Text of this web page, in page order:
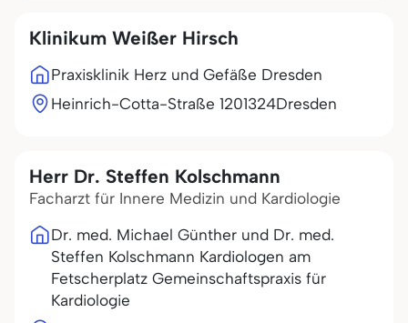
Klinikum Weißer Hirsch
Praxisklinik Herz und Gefäße Dresden
Heinrich-Cotta-Straße 1201324Dresden
Herr Dr. Steffen Kolschmann
Facharzt für Innere Medizin und Kardiologie
Dr. med. Michael Günther und Dr. med.
Steffen Kolschmann Kardiologen am
Fetscherplatz Gemeinschaftspraxis für
Kardiologie